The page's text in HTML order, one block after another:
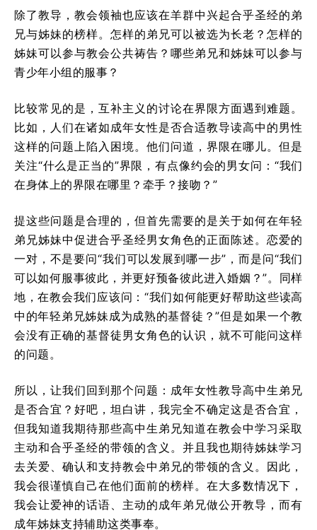
除了教导，教会领袖也应该在羊群中兴起合乎圣经的弟
兄与姊妹的榜样。怎样的弟兄可以被选为长老？怎样的
姊妹可以参与教会公共祷告？哪些弟兄和姊妹可以参与
青少年小组的服事？
比较常见的是，互补主义的讨论在界限方面遇到难题。
比如，人们在诸如成年女性是否合适教导读高中的男性
这样的问题上陷入困境。他们问道，界限在哪儿。但是
关注“什么是正当的”界限，有点像约会的男女问：“我们
在身体上的界限在哪里？牵手？接吻？”
提这些问题是合理的，但首先需要的是关于如何在年轻
弟兄姊妹中促进合乎圣经男女角色的正面陈述。恋爱的
一对，不是要问“我们可以发展到哪一步”，而是问“我们
可以如何服事彼此，并更好预备彼此进入婚姻？”。同样
地，在教会我们应该问：“我们如何能更好帮助这些读高
中的年轻弟兄姊妹成为成熟的基督徒？”但是如果一个教
会没有正确的基督徒男女角色的认识，就不可能问这样
的问题。
所以，让我们回到那个问题：成年女性教导高中生弟兄
是否合宜？好吧，坦白讲，我完全不确定这是否合宜，
但我知道我期待那些高中生弟兄知道在教会中学习采取
主动和合乎圣经的带领的含义。并且我也期待姊妹学习
去关爱、确认和支持教会中弟兄的带领的含义。因此，
我会很谨慎自己在他们面前的榜样。在大多数情况下，
我会让爱神的话语、主动的成年弟兄做公开教导，而有
成年姊妹支持辅助这类事奉。